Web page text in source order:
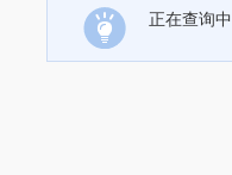
正在查询